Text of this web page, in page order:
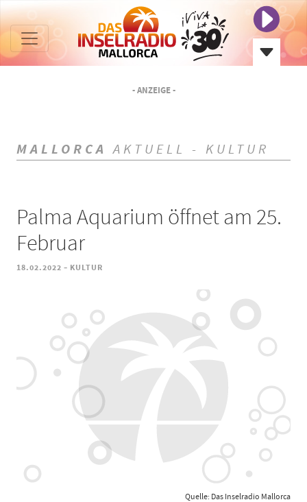
- ANZEIGE -
MALLORCA AKTUELL - KULTUR
Palma Aquarium öffnet am 25.
Februar
18.02.2022 - KULTUR
Quelle: Das Inselradio Mallorca